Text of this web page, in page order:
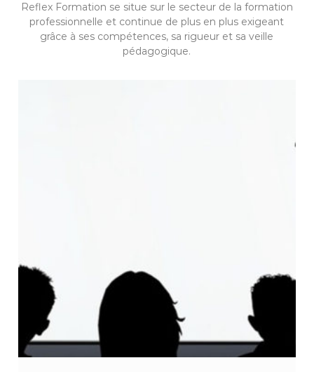
Reflex Formation se situe sur le secteur de la formation
professionnelle et continue de plus en plus exigeant
grâce à ses compétences, sa rigueur et sa veille
pédagogique.